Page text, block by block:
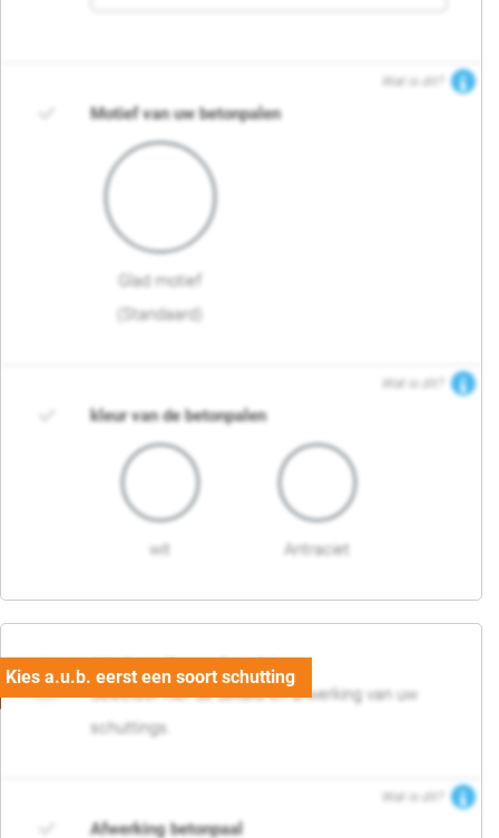
Wat is dit?
Motief van uw betonpalen
Glad motief
(Standaard)
Wat is dit?
kleur van de betonpalen
wit Antraciet
03. Detail en afwerking
Selecteer hier de details en afwerking van uw
schuttings.
Wat is dit?
Afwerking betonpaal